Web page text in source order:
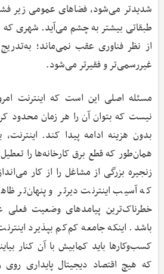
شدیدتر می‌شود، فضاهای عمومی زیر
طبقاتی بیشتر به چشم می‌آید. شهری که
از نظر فناوری عقب نمی‌ماند؛
غیررسمی‌تر و فقیرتر می‌شود.
مسئله اصلی این است که اینترنت
نیست که بتوان آن را هر زمان محدود
بدون هزینه ادامه پیدا کند.
همان‌طور که قطع برق کارخانه‌ها را
زنجیره بزرگی از مشاغل را از کار
که آسیب اینترنت دیرتر و پنهان‌تر
خطرناک‌ترین پیامدهای وضعیت فعلی
باشد. اینکه جامعه کم‌کم بپذیرد
کسب‌وکارها باید کمابیش با آن کنار
که هیچ اقتصاد دیجیتال پایداری روی